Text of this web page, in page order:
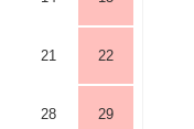
21 22
28 29